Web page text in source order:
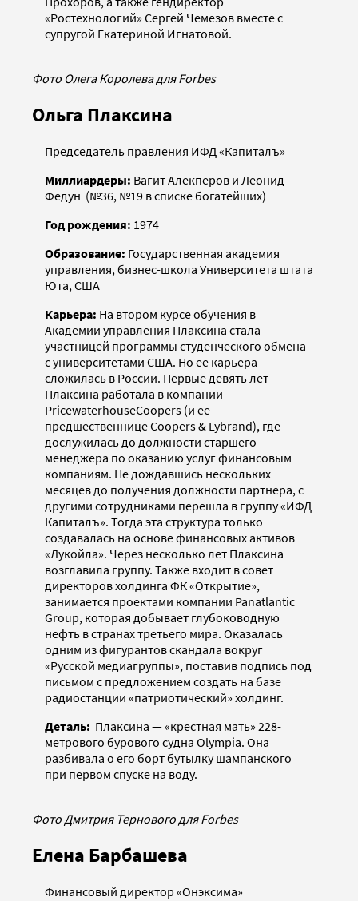
«Ростехнологий» Сергей Чемезов вместе с
супругой Екатериной Игнатовой.
Фото Олега Королева для Forbes
Ольга Плаксина
Председатель правления ИФД «Капиталъ»
Миллиардеры: Вагит Алекперов и Леонид
Федун (№36, №19 в списке богатейших)
Год рождения: 1974
Образование: Государственная академия
управления, бизнес-школа Университета штата
Юта, США
Карьера: На втором курсе обучения в
Академии управления Плаксина стала
участницей программы студенческого обмена
с университетами США. Но ее карьера
сложилась в России. Первые девять лет
Плаксина работала в компании
PricewaterhouseCoopers (и ее
предшественнице Coopers & Lybrand), где
дослужилась до должности старшего
менеджера по оказанию услуг финансовым
компаниям. Не дождавшись нескольких
месяцев до получения должности партнера, с
другими сотрудниками перешла в группу «ИФД
Капиталъ». Тогда эта структура только
создавалась на основе финансовых активов
«Лукойла». Через несколько лет Плаксина
возглавила группу. Также входит в совет
директоров холдинга ФК «Открытие»,
занимается проектами компании Panatlantic
Group, которая добывает глубоководную
нефть в странах третьего мира. Оказалась
одним из фигурантов скандала вокруг
«Русской медиагруппы», поставив подпись под
письмом с предложением создать на базе
радиостанции «патриотический» холдинг.
Деталь: Плаксина — «крестная мать» 228-
метрового бурового судна Olympia. Она
разбивала о его борт бутылку шампанского
при первом спуске на воду.
Фото Дмитрия Тернового для Forbes
Елена Барбашева
Финансовый директор «Онэксима»